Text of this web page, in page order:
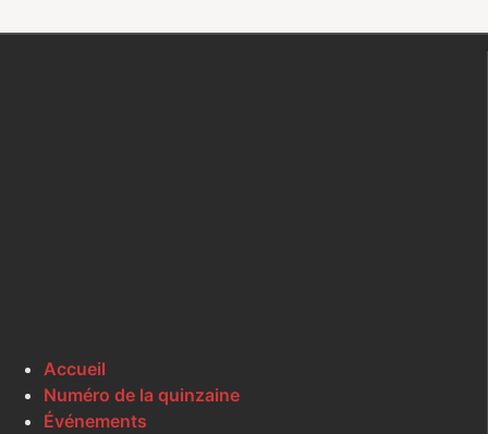
Accueil
Numéro de la quinzaine
Événements